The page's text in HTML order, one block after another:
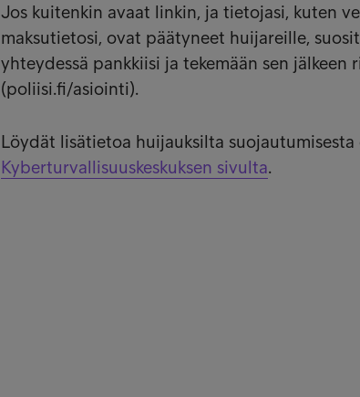
Jos kuitenkin avaat linkin, ja tietojasi, kuten
maksutietosi, ovat päätyneet huijareille,
yhteydessä pankkiisi ja tekemään sen
(poliisi.fi/asiointi).
Löydät lisätietoa huijauksilta suojautumisesta
Kyberturvallisuuskeskuksen sivulta.